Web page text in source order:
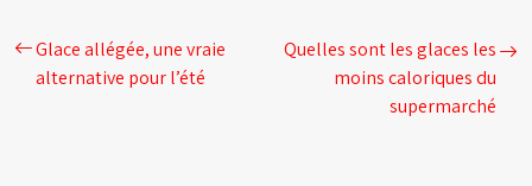
Glace allégée, une vraie
alternative pour l’été
Quelles sont les glaces les
moins caloriques du
supermarché